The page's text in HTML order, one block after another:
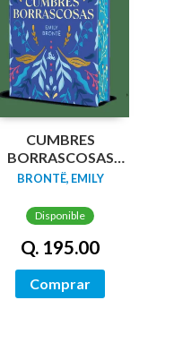
CUMBRES
BORRASCOSAS
(EDICION LIMITADA
TINTADOS)
BRONTË, EMILY
Disponible
Q. 195.00
Comprar